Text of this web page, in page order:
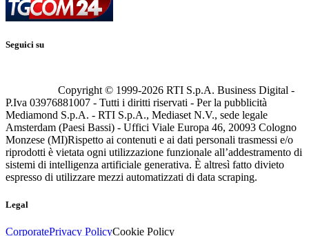
Seguici su
Copyright © 1999-2026 RTI S.p.A. Business Digital -
P.Iva 03976881007 - Tutti i diritti riservati - Per la pubblicità
Mediamond S.p.A. - RTI S.p.A., Mediaset N.V., sede legale
Amsterdam (Paesi Bassi) - Uffici Viale Europa 46, 20093 Cologno
Monzese (MI)Rispetto ai contenuti e ai dati personali trasmessi e/o
riprodotti è vietata ogni utilizzazione funzionale all’addestramento di
sistemi di intelligenza artificiale generativa. È altresì fatto divieto
espresso di utilizzare mezzi automatizzati di data scraping.
Legal
CorporatePrivacy PolicyCookie Policy